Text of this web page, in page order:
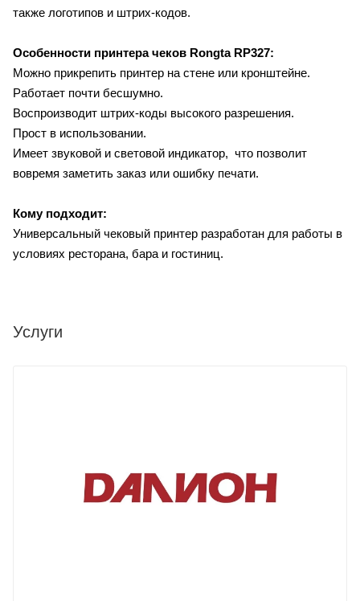
также логотипов и штрих-кодов.
Особенности принтера чеков Rongta RP327:
Можно прикрепить принтер на стене или кронштейне.
Работает почти бесшумно.
Воспроизводит штрих-коды высокого разрешения.
Прост в использовании.
Имеет звуковой и световой индикатор, что позволит
вовремя заметить заказ или ошибку печати.
Кому подходит:
Универсальный чековый принтер разработан для работы в
условиях ресторана, бара и гостиниц.
Услуги